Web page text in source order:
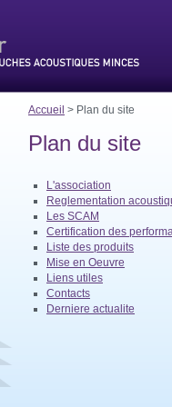
Accueil > Plan du site
Plan du site
L'association
Reglementation
Les SCAM
Certification des
Liste des produits
Mise en Oeuvre
Liens utiles
Contacts
Derniere actualite